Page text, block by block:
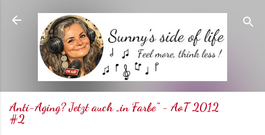
Direkt zum Hauptbereich
Anti-Aging? Jetzt auch „in Farbe“ - AoT 2012
#2